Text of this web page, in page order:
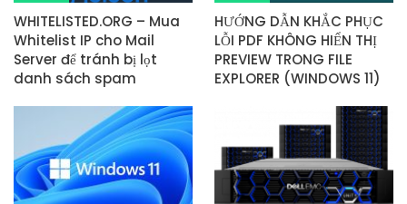
WHITELISTED.ORG – Mua
Whitelist IP cho Mail
Server để tránh bị lọt
danh sách spam
HƯỚNG DẪN KHẮC PHỤC
LỖI PDF KHÔNG HIỂN THỊ
PREVIEW TRONG FILE
EXPLORER (WINDOWS 11)